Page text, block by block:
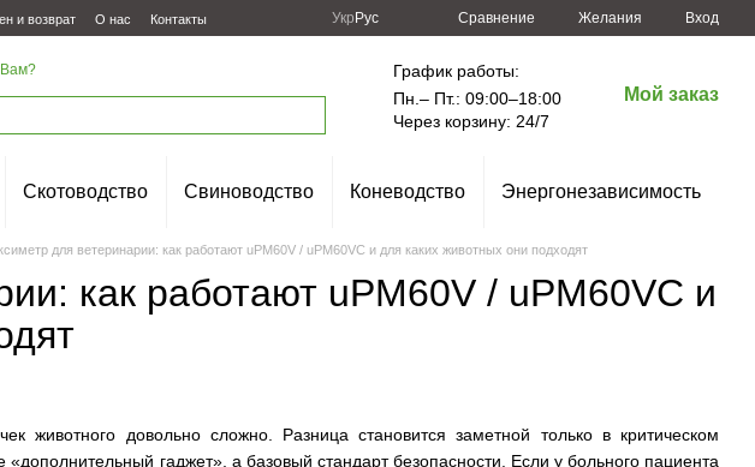
и возврат О нас Контакты Укр Рус Сравнение Желания Вход
Вам?
График работы:
Пн.– Пт.: 09:00–18:00
Через корзину: 24/7
Мой заказ
Скотоводство Свиноводство Коневодство Энергонезависимость
для ветеринарии: как работают uPM60V / uPM60VC и для каких животных они подходят
как работают uPM60V / uPM60VC и
животного довольно сложно. Разница становится заметной только в критическом
гаджет», а базовый стандарт безопасности. Если у больного пациента